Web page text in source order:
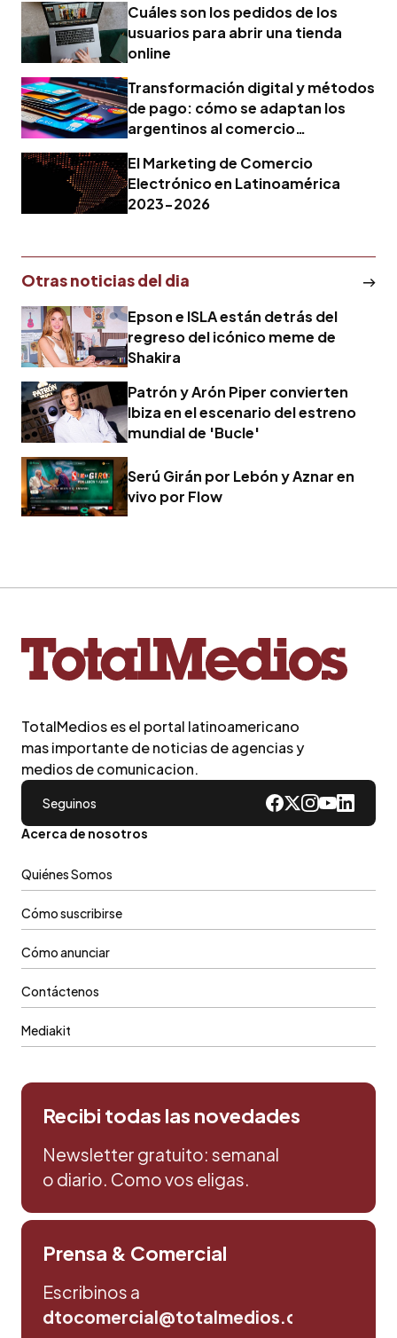
Cuáles son los pedidos de los
usuarios para abrir una tienda
online
Transformación digital y métodos
de pago: cómo se adaptan los
argentinos al comercio
El Marketing de Comercio
Electrónico en Latinoamérica
2023-2026
Otras noticias del dia
Epson e ISLA están detrás del
regreso del icónico meme de
Shakira
Patrón y Arón Piper convierten
Ibiza en el escenario del estreno
mundial de 'Bucle'
Serú Girán por Lebón y Aznar en
vivo por Flow
TotalMedios es el portal latinoamericano
mas importante de noticias de agencias y
medios de comunicacion.
Seguinos
Acerca de nosotros
Quiénes Somos
Cómo suscribirse
Cómo anunciar
Contáctenos
Mediakit
Recibi todas las novedades
Newsletter gratuito: semanal
o diario. Como vos eligas.
Prensa & Comercial
Escribinos a
dtocomercial@totalmedios.com